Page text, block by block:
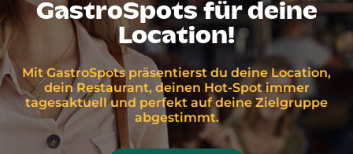
GastroSpots für deine
Location!
Mit GastroSpots präsentierst du deine Location,
dein Restaurant, deinen Hot-Spot immer
tagesaktuell und perfekt auf deine Zielgruppe
abgestimmt.